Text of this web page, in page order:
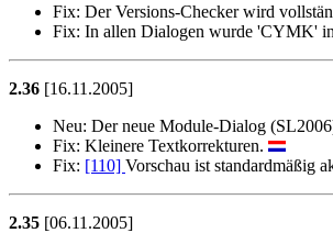
Fix: Der Versions-Checker wird
Fix: In allen Dialogen wurde 'CYMK'
2.36 [16.11.2005]
Neu: Der neue Module-Dialog
Fix: Kleinere Textkorrekturen.
Fix: [110] Vorschau ist standardmäßig
2.35 [06.11.2005]